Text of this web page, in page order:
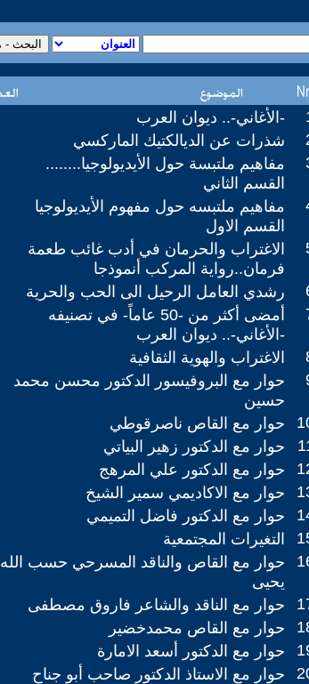
-الأغاني-.. ديوان العرب
شذرات عن الديالكتيك الماركسي
مفاهيم ملتبسة حول الأيديولوجيا........
القسم الثاني
مفاهيم ملتبسه حول مفهوم الأيديولوجيا
القسم الاول
الاغتراب والحرمان في أدب غائب طعمة
فرمان..رواية المركب أنموذجا
رشدي العامل الرحيل الى الحب والحرية
أمضى أكثر من -50 عاماً- في تصنيفه
-الأغاني-.. ديوان العرب
الاغتراب والهوية الثقافية
حوار مع البروفيسور الدكتور محسن محمد
حسين
حوار مع القاص ناصرقوطي
حوار مع الدكتور زهير البياتي
حوار مع الدكتور علي المرهج
حوار مع الاكاديمي سمير الشيخ
حوار مع الدكتور فاضل التميمي
التغيرات المجتمعية
حوار مع القاص والناقد المسرحي حسب الله
يحيى
حوار مع الناقد والشاعر فاروق مصطفى
حوار مع القاص محمدخضير
حوار مع الدكتور أسعد الامارة
حوار مع الاستاذ الدكتور صاحب أبو جناح